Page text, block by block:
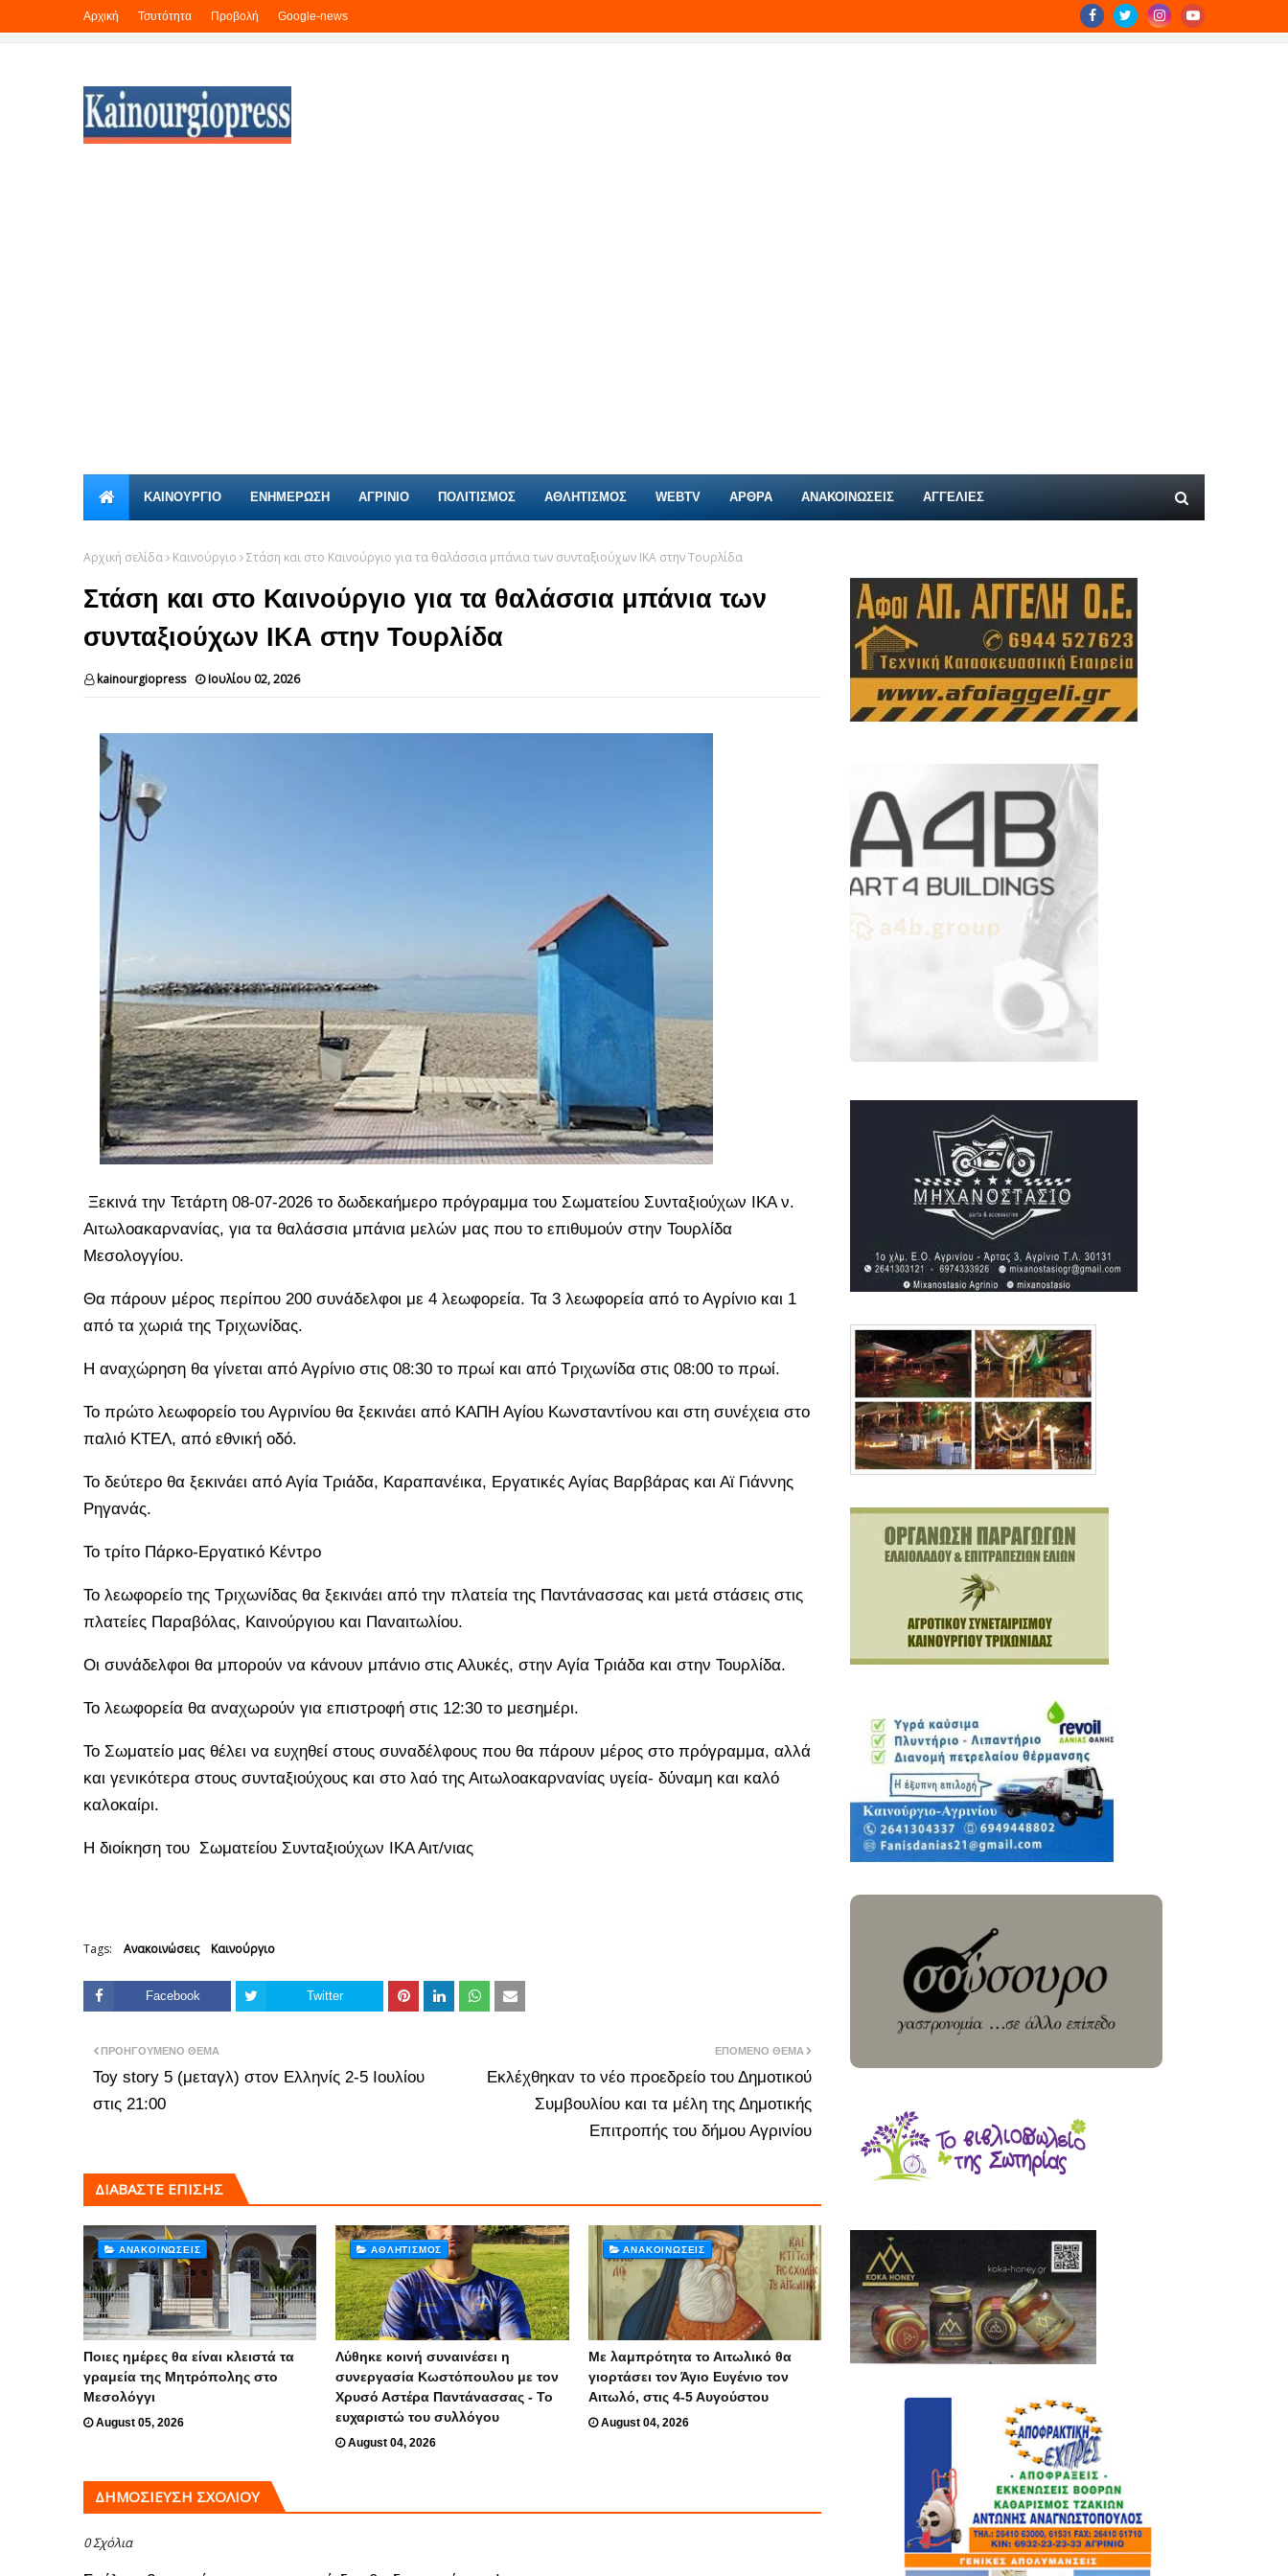
Αρχική Τσυτότητα Προβολή Google-news
ΚΑΙΝΟΎΡΓΙΟ ΕΝΗΜΕΡΩΣΗ ΑΓΡΙΝΙΟ ΠΟΛΙΤΙΣΜΟΣ ΑΘΛΗΤΙΣΜΟΣ WEBTV ΑΡΘΡΑ ΑΝΑΚΟΙΝΩΣΕΙΣ ΑΓΓΕΛΊΕΣ
Αρχική σελίδα Καινούργιο Στάση και στο Καινούργιο για τα θαλάσσια μπάνια των συνταξιούχων ΙΚΑ στην Τουρλίδα
Στάση και στο Καινούργιο για τα θαλάσσια μπάνια των
συνταξιούχων ΙΚΑ στην Τουρλίδα
kainourgiopress Ιουλίου 02, 2026
Ξεκινά την Τετάρτη 08-07-2026 το δωδεκαήμερο πρόγραμμα του Σωματείου Συνταξιούχων ΙΚΑ ν.
Αιτωλοακαρνανίας, για τα θαλάσσια μπάνια μελών μας που το επιθυμούν στην Τουρλίδα
Μεσολογγίου.
Θα πάρουν μέρος περίπου 200 συνάδελφοι με 4 λεωφορεία. Τα 3 λεωφορεία από το Αγρίνιο και 1
από τα χωριά της Τριχωνίδας.
Η αναχώρηση θα γίνεται από Αγρίνιο στις 08:30 το πρωί και από Τριχωνίδα στις 08:00 το πρωί.
Το πρώτο λεωφορείο του Αγρινίου θα ξεκινάει από ΚΑΠΗ Αγίου Κωνσταντίνου και στη συνέχεια στο
παλιό ΚΤΕΛ, από εθνική οδό.
Το δεύτερο θα ξεκινάει από Αγία Τριάδα, Καραπανέικα, Εργατικές Αγίας Βαρβάρας και Αϊ Γιάννης
Ρηγανάς.
Το τρίτο Πάρκο-Εργατικό Κέντρο
Το λεωφορείο της Τριχωνίδας θα ξεκινάει από την πλατεία της Παντάνασσας και μετά στάσεις στις
πλατείες Παραβόλας, Καινούργιου και Παναιτωλίου.
Οι συνάδελφοι θα μπορούν να κάνουν μπάνιο στις Αλυκές, στην Αγία Τριάδα και στην Τουρλίδα.
Το λεωφορεία θα αναχωρούν για επιστροφή στις 12:30 το μεσημέρι.
Το Σωματείο μας θέλει να ευχηθεί στους συναδέλφους που θα πάρουν μέρος στο πρόγραμμα, αλλά
και γενικότερα στους συνταξιούχους και στο λαό της Αιτωλοακαρνανίας υγεία- δύναμη και καλό
καλοκαίρι.
Η διοίκηση του Σωματείου Συνταξιούχων ΙΚΑ Αιτ/νιας
Tags: Ανακοινώσεις Καινούργιο
Facebook Twitter
ΕΠΌΜΕΝΟ ΘΈΜΑ
Εκλέχθηκαν το νέο προεδρείο του Δημοτικού
Συμβουλίου και τα μέλη της Δημοτικής
Επιτροπής του δήμου Αγρινίου
ΠΡΟΗΓΟΎΜΕΝΟ ΘΈΜΑ
Toy story 5 (μεταγλ) στον Ελληνίς 2-5 Ιουλίου
στις 21:00
ΔΙΑΒΑΣΤΕ ΕΠΙΣΗΣ
ΑΝΑΚΟΙΝΏΣΕΙΣ
Ποιες ημέρες θα είναι κλειστά τα
γραμεία της Μητρόπολης στο
Μεσολόγγι
August 05, 2026
ΑΘΛΗΤΙΣΜΌΣ
Λύθηκε κοινή συναινέσει η
συνεργασία Κωστόπουλου με τον
Χρυσό Αστέρα Παντάνασσας - Το
ευχαριστώ του συλλόγου
August 04, 2026
ΑΝΑΚΟΙΝΏΣΕΙΣ
Με λαμπρότητα το Αιτωλικό θα
γιορτάσει τον Άγιο Ευγένιο τον
Αιτωλό, στις 4-5 Αυγούστου
August 04, 2026
ΔΗΜΟΣΊΕΥΣΗ ΣΧΟΛΊΟΥ
0 Σχόλια